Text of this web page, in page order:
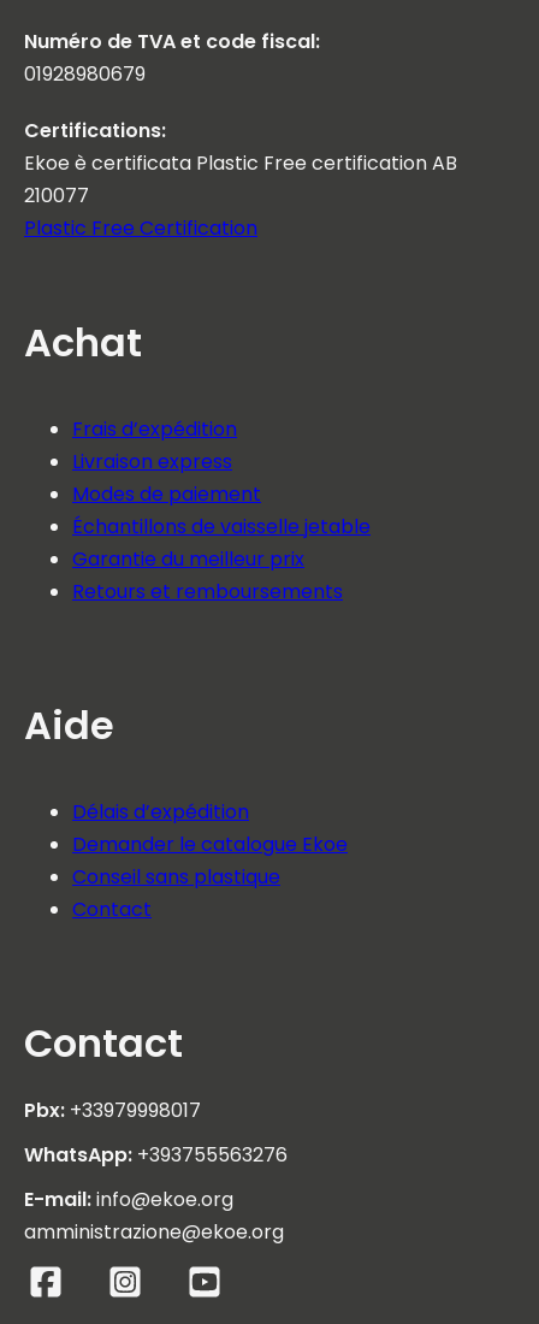
Numéro de TVA et code fiscal:
01928980679
Certifications:
Ekoe è certificata Plastic Free certification AB
210077
Plastic Free Certification
Achat
Frais d’expédition
Livraison express
Modes de paiement
Échantillons de vaisselle jetable
Garantie du meilleur prix
Retours et remboursements
Aide
Délais d’expédition
Demander le catalogue Ekoe
Conseil sans plastique
Contact
Contact
Pbx: +33979998017
WhatsApp: +393755563276
E-mail:info@ekoe.org
amministrazione@ekoe.org